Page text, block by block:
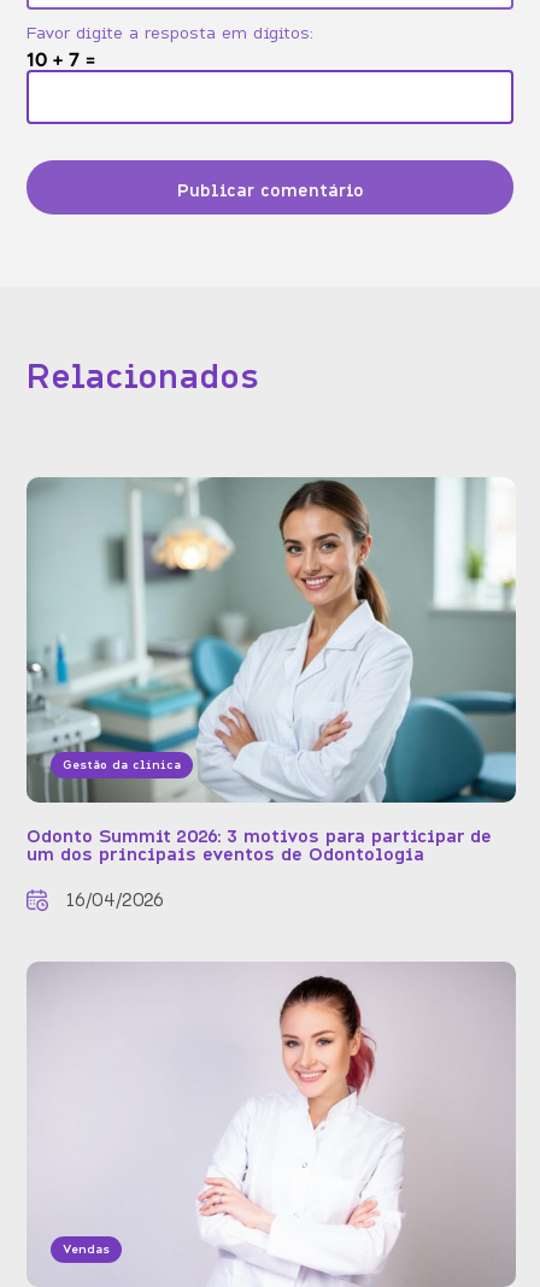
Favor digite a resposta em dígitos:
10 + 7 =
Relacionados
Gestão da clínica
Odonto Summit 2026: 3 motivos para participar de
um dos principais eventos de Odontologia
16/04/2026
Vendas